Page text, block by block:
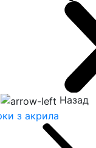
Назад
з акрила